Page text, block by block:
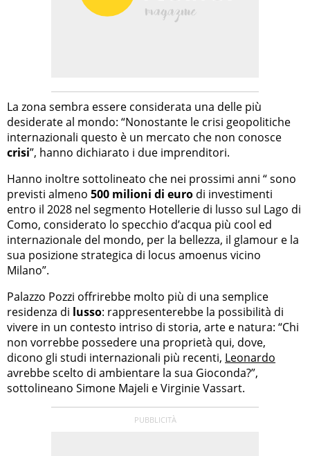
La zona sembra essere considerata una delle più
desiderate al mondo: “Nonostante le crisi geopolitiche
internazionali questo è un mercato che non conosce
crisi”, hanno dichiarato i due imprenditori.
Hanno inoltre sottolineato che nei prossimi anni “ sono
previsti almeno 500 milioni di euro di investimenti
entro il 2028 nel segmento Hotellerie di lusso sul Lago di
Como, considerato lo specchio d’acqua più cool ed
internazionale del mondo, per la bellezza, il glamour e la
sua posizione strategica di locus amoenus vicino
Milano”.
Palazzo Pozzi offrirebbe molto più di una semplice
residenza di lusso: rappresenterebbe la possibilità di
vivere in un contesto intriso di storia, arte e natura: “Chi
non vorrebbe possedere una proprietà qui, dove,
dicono gli studi internazionali più recenti, Leonardo
avrebbe scelto di ambientare la sua Gioconda?”,
sottolineano Simone Majeli e Virginie Vassart.